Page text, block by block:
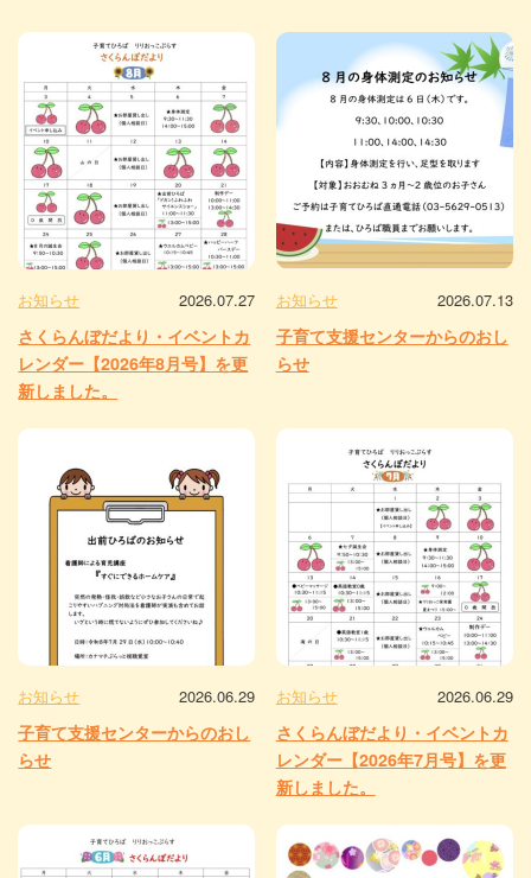
お知らせ 2026.07.27
さくらんぼだより・イベントカ
レンダー【2026年8月号】を更
新しました。
お知らせ 2026.07.13
子育て支援センターからのおし
らせ
お知らせ 2026.06.29
子育て支援センターからのおし
らせ
お知らせ 2026.06.29
さくらんぼだより・イベントカ
レンダー【2026年7月号】を更
新しました。